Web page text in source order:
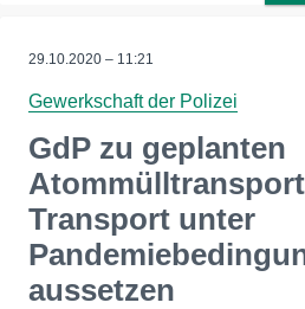
29.10.2020 – 11:21
Gewerkschaft der Polizei
GdP zu geplanten
Transport unter
aussetzen